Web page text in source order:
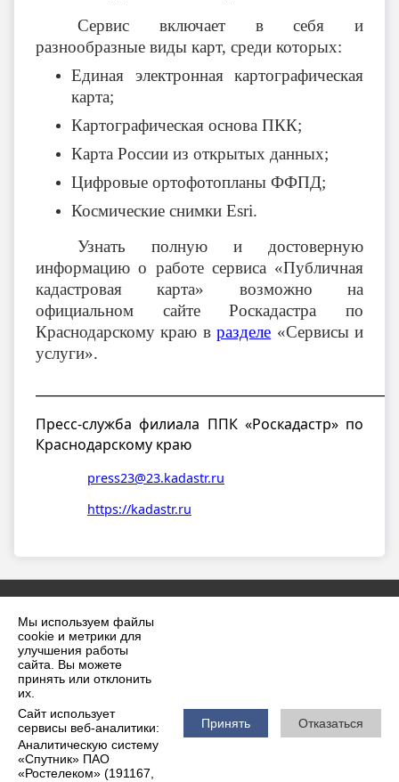
Мы используем файлы
cookie и метрики для
улучшения работы
сайта. Вы можете
принять или отклонить
их.
Сайт использует
сервисы веб-аналитики:
Аналитическую систему
«Спутник» ПАО
«Ростелеком» (191167,
Принять Отказаться
Сервис включает в себя и
разнообразные виды карт, среди которых:
Единая электронная картографическая
карта;
Картографическая основа ПКК;
Карта России из открытых данных;
Цифровые ортофотопланы ФФПД;
Космические снимки Esri.
Узнать полную и достоверную
информацию о работе сервиса «Публичная
кадастровая карта» возможно на
официальном сайте Роскадастра по
Краснодарскому краю вразделе «Сервисы и
услуги».
Пресс-служба филиала ППК «Роскадастр» по
Краснодарскому краю
press23@23.kadastr.ru
https://kadastr.ru
2026 г. krilovskaya.ru
Вход
Карта сайта
Политика обработки персональных данных
Сделано на KubCMS
Разработка и поддержка